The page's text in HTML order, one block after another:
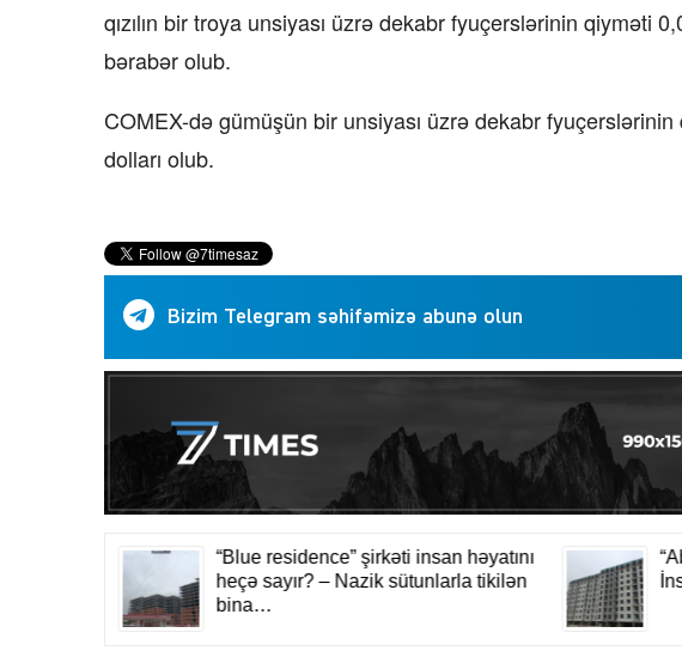
qızılın bir troya unsiyası üzrə dekabr fyuçerslərinin qiyməti
bərabər olub.
COMEX-də gümüşün bir unsiyası üzrə dekabr
dolları olub.
Bizim Telegram səhifəmizə abunə olun